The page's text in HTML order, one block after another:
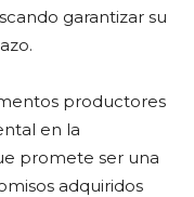
garantizar su
productores
en la
promete ser una
adquiridos